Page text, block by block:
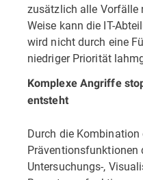
zusätzlich alle Vorfälle
Weise kann die IT-
wird nicht durch eine
niedriger Priorität
Komplexe Angriffe
entsteht
Durch die
Präventionsfunktionen
Untersuchungs-,